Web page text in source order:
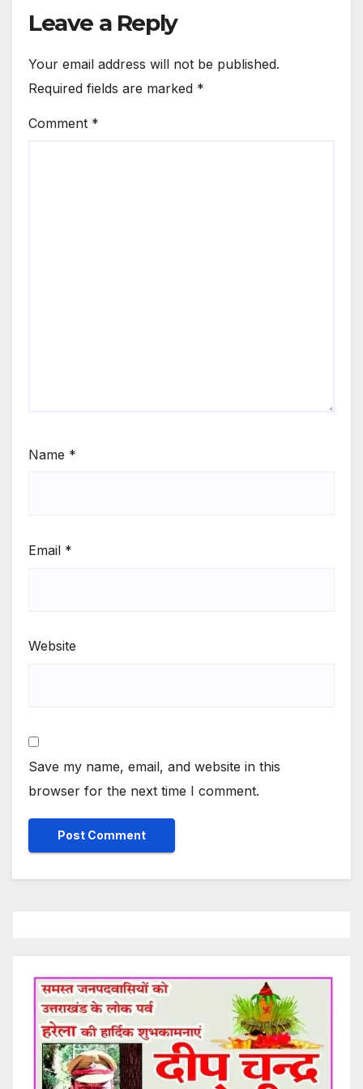
Leave a Reply
Your email address will not be published.
Required fields are marked *
Comment *
Name *
Email *
Website
Save my name, email, and website in this
browser for the next time I comment.